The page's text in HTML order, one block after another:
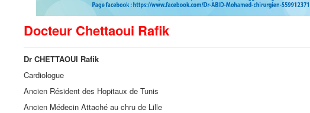
Docteur Chettaoui Rafik
Dr CHETTAOUI Rafik
Cardiologue
Ancien Résident des Hopitaux de Tunis
Ancien Médecin Attaché au chru de Lille